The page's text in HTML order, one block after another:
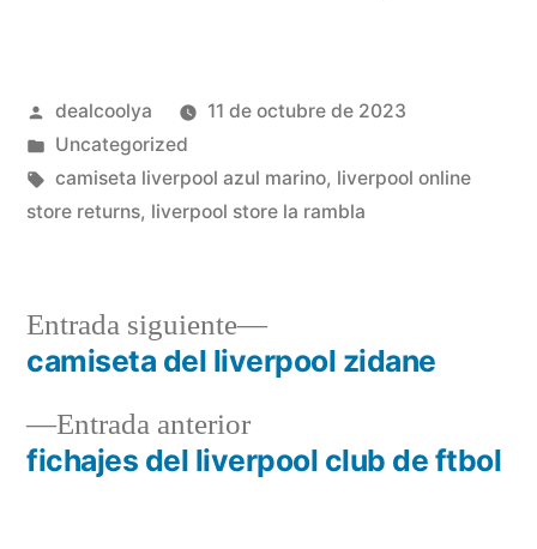
Publicado
por
dealcoolya
11 de octubre de 2023
Publicado
en
Uncategorized
Etiquetas:
camiseta liverpool azul marino, liverpool online
store returns, liverpool store la rambla
Navegación
de
entradas
Entrada anteriorEntrada
anterior:
fichajes del liverpool club de ftbol
Entrada siguiente
Entrada
siguiente:
camiseta del liverpool zidane